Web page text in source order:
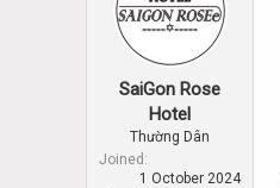
e
SaiGon Rose
Hotel
Thường Dân
Joined
1 October 2024